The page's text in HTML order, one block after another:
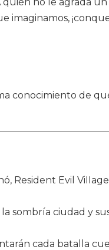
imaginamos,
conocimiento de
Resident Evil
sombría ciudad y
cada batalla